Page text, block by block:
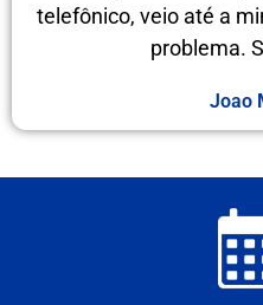
telefônico, veio até a
problema.
Joao